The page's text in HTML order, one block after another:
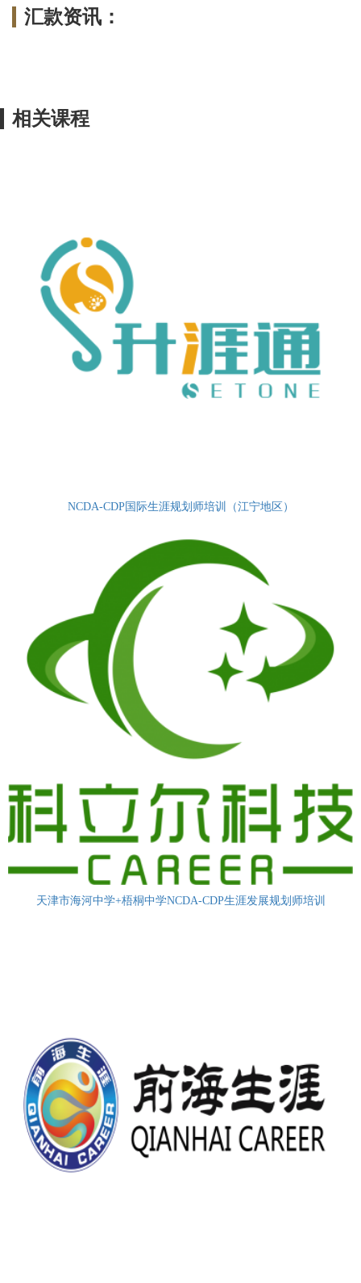
汇款资讯：
相关课程
NCDA-CDP国际生涯规划师培训（江宁地区）
天津市海河中学+梧桐中学NCDA-CDP生涯发展规划师培训